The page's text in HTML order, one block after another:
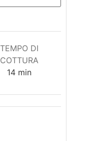
TEMPO DI
COTTURA
14minuti
min